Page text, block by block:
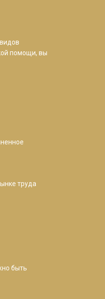
помощи, вы
труда
быть